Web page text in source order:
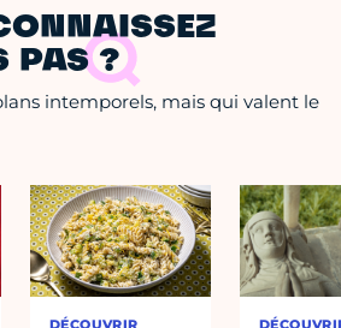
PAS ?
intemporels, mais qui valent le